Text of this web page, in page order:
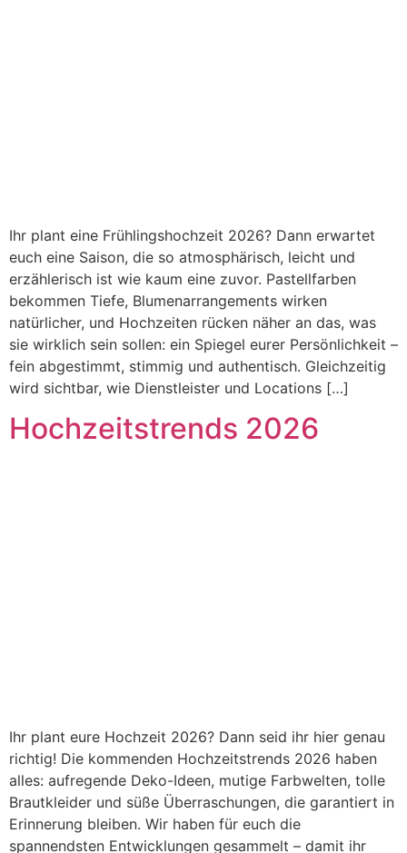
Ihr plant eine Frühlingshochzeit 2026? Dann erwartet
euch eine Saison, die so atmosphärisch, leicht und
erzählerisch ist wie kaum eine zuvor. Pastellfarben
bekommen Tiefe, Blumenarrangements wirken
natürlicher, und Hochzeiten rücken näher an das, was
sie wirklich sein sollen: ein Spiegel eurer Persönlichkeit –
fein abgestimmt, stimmig und authentisch. Gleichzeitig
wird sichtbar, wie Dienstleister und Locations […]
Hochzeitstrends 2026
Ihr plant eure Hochzeit 2026? Dann seid ihr hier genau
richtig! Die kommenden Hochzeitstrends 2026 haben
alles: aufregende Deko-Ideen, mutige Farbwelten, tolle
Brautkleider und süße Überraschungen, die garantiert in
Erinnerung bleiben. Wir haben für euch die
spannendsten Entwicklungen gesammelt – damit ihr